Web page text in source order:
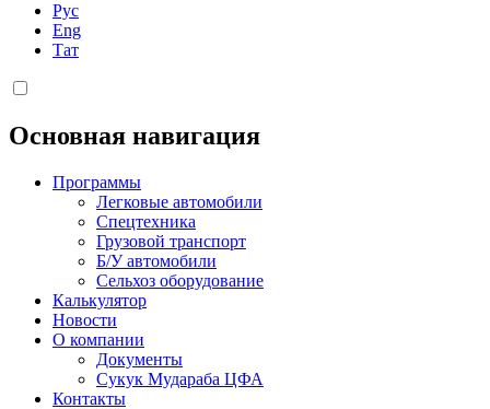
Рус
Eng
Тат
Основная навигация
Программы
Легковые автомобили
Спецтехника
Грузовой транспорт
Б/У автомобили
Сельхоз оборудование
Калькулятор
Новости
О компании
Документы
Сукук Мудараба ЦФА
Контакты